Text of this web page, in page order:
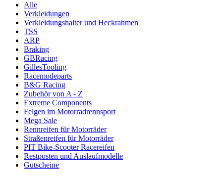
Alle
Verkleidungen
Verkleidungshalter und Heckrahmen
TSS
ARP
Braking
GBRacing
GillesTooling
Racemodeparts
B&G Racing
Zubehör von A - Z
Extreme Components
Felgen im Motorradrennsport
Mega Sale
Rennreifen für Motorräder
Straßenreifen für Motorräder
PIT Bike-Scooter Racereifen
Restposten und Auslaufmodelle
Gutscheine